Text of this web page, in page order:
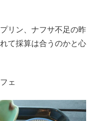
リン、ナフサ不足の昨
て採算は合うのかと心
ェ